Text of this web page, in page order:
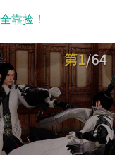
靠捡！